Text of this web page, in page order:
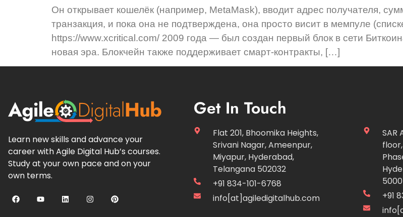
Он открывает кошелёк (например, MetaMask), вводит адрес получателя,
транзакция, и пока она не подтверждена, она просто висит в мемпуле
https://www.xcritical.com/ 2009 года — был создан первый блок в сети
новая эра. Блокчейн также поддерживает смарт-контракты, […]
Learn new skills and advance your
career with Agile Digital Hub’s courses.
Study at your own pace and on your
own terms.
Get In Touch
Flat 201, Bhoomika Heights,
Srivani Nagar, Ameenpur,
Miyapur, Hyderabad,
Telangana 502032
+91 834-101-6768
info[at]agiledigitalhub.com
SAR
+91